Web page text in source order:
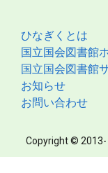
ひなぎくとは
国立国会図書館
国立国会図書館
お知らせ
お問い合わせ
Copyright © 2013-